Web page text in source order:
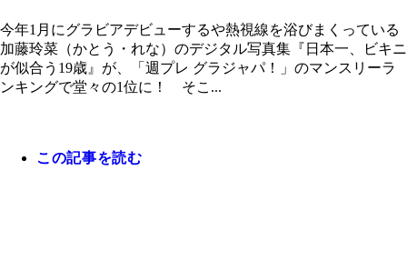
今年1月にグラビアデビューするや熱視線を浴びまくっている
加藤玲菜（かとう・れな）のデジタル写真集『日本一、ビキニ
が似合う19歳』が、「週プレ グラジャパ！」のマンスリーラ
ンキングで堂々の1位に！ そこ...
この記事を読む